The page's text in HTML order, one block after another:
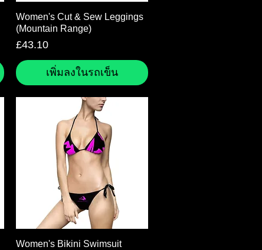
ดูข้อมูลด่วน
Women's Cut & Sew Leggings
(Mountain Range)
ราคา
£43.10
เพิ่มลงในรถเข็น
ดูข้อมูลด่วน
Women's Bikini Swimsuit